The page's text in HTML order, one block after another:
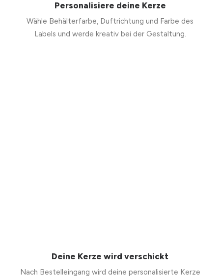
Personalisiere deine Kerze
Wähle Behälterfarbe, Duftrichtung und Farbe des
Labels und werde kreativ bei der Gestaltung.
Deine Kerze wird verschickt
Nach Bestelleingang wird deine personalisierte Kerze